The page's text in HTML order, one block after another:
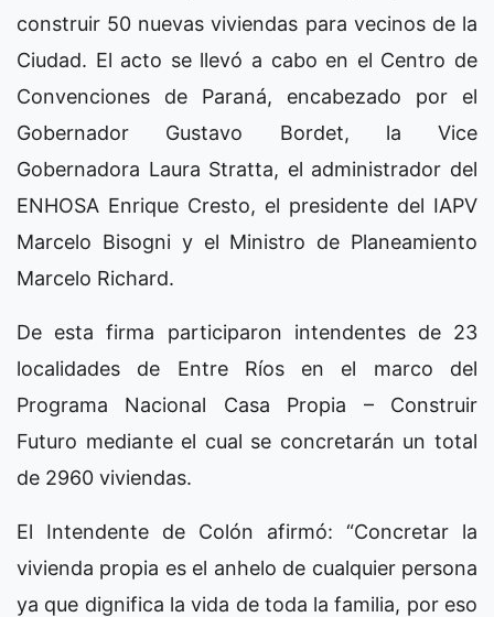
construir 50 nuevas viviendas para vecinos de la
Ciudad. El acto se llevó a cabo en el Centro de
Convenciones de Paraná, encabezado por el
Gobernador Gustavo Bordet, la Vice
Gobernadora Laura Stratta, el administrador del
ENHOSA Enrique Cresto, el presidente del IAPV
Marcelo Bisogni y el Ministro de Planeamiento
Marcelo Richard.
De esta firma participaron intendentes de 23
localidades de Entre Ríos en el marco del
Programa Nacional Casa Propia – Construir
Futuro mediante el cual se concretarán un total
de 2960 viviendas.
El Intendente de Colón afirmó: “Concretar la
vivienda propia es el anhelo de cualquier persona
ya que dignifica la vida de toda la familia, por eso